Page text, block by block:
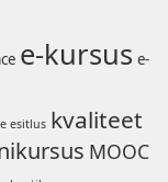
e-kursus e-
esitlus kvaliteet
MOOC